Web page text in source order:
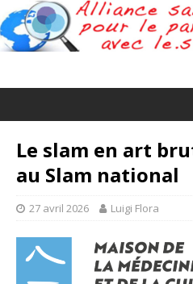
Le slam en art
au Slam national
27 avril 2026 Luigi Flora